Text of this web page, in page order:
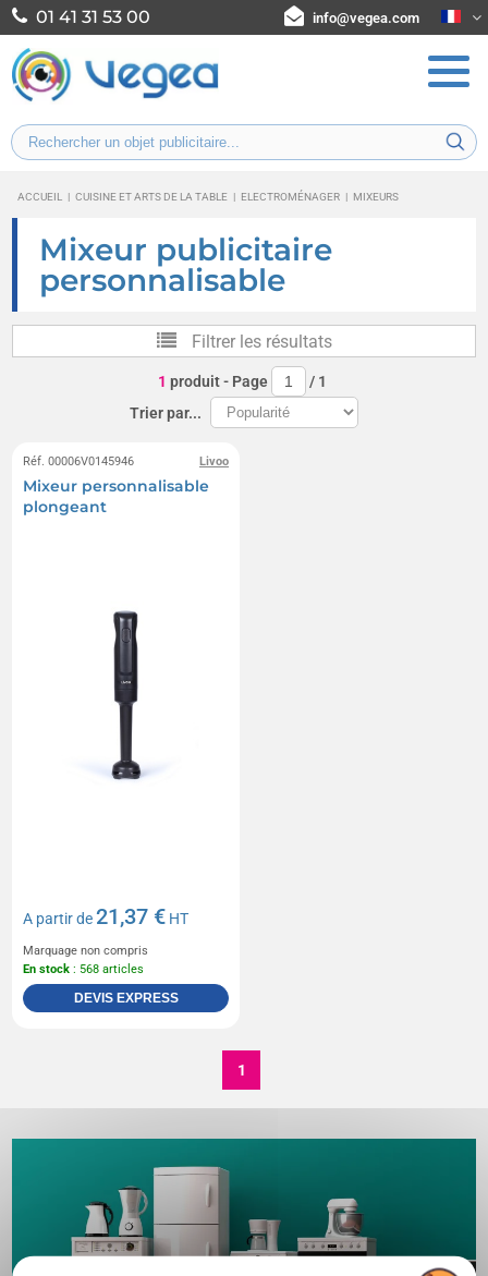
01 41 31 53 00 info@vegea.com
ACCUEIL | CUISINE ET ARTS DE LA TABLE | ELECTROMÉNAGER | MIXEURS
Mixeur publicitaire
personnalisable
Filtrer les résultats
1 produit- Page / 1
Trier par...
Livoo
Réf. 00006V0145946
Mixeur personnalisable
plongeant
A partir de21,37 € HT
Marquage non compris
En stock : 568 articles
DEVIS EXPRESS
1